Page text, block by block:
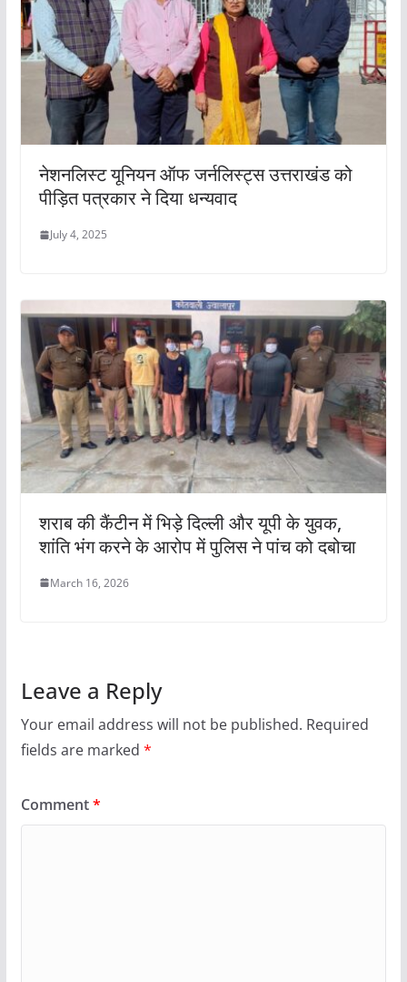
नेशनलिस्ट यूनियन ऑफ जर्नलिस्ट्स उत्तराखंड को
पीड़ित पत्रकार ने दिया धन्यवाद
July 4, 2025
शराब की कैंटीन में भिड़े दिल्ली और यूपी के युवक,
शांति भंग करने के आरोप में पुलिस ने पांच को दबोचा
March 16, 2026
Leave a Reply
Your email address will not be published. Required
fields are marked *
Comment*